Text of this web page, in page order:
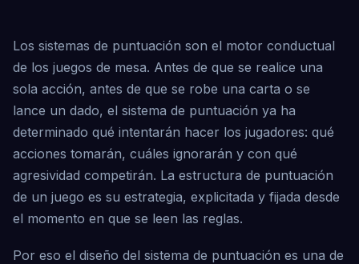
Los sistemas de puntuación son el motor conductual
de los juegos de mesa. Antes de que se realice una
sola acción, antes de que se robe una carta o se
lance un dado, el sistema de puntuación ya ha
determinado qué intentarán hacer los jugadores: qué
acciones tomarán, cuáles ignorarán y con qué
agresividad competirán. La estructura de puntuación
de un juego es su estrategia, explicitada y fijada desde
el momento en que se leen las reglas.
Por eso el diseño del sistema de puntuación es una de